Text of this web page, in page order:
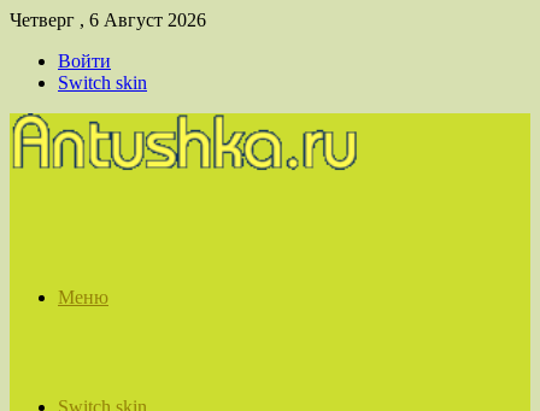
Четверг , 6 Август 2026
Войти
Switch skin
Меню
Switch skin